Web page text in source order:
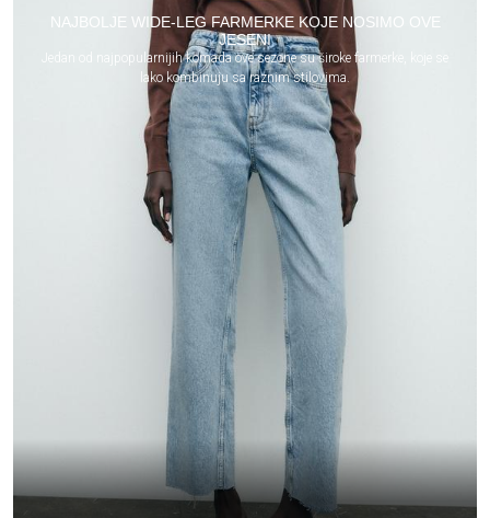
NAJBOLJE WIDE-LEG FARMERKE KOJE NOSIMO OVE
JESENI
Jedan od najpopularnijih komada ove sezone su široke farmerke, koje se
lako kombinuju sa raznim stilovima.